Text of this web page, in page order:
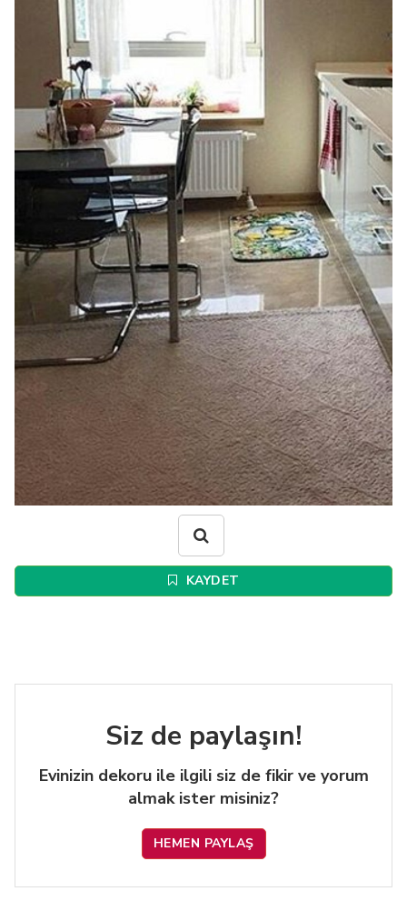
KAYDET
Siz de paylaşın!
Evinizin dekoru ile ilgili siz de fikir ve yorum
almak ister misiniz?
HEMEN PAYLAŞ